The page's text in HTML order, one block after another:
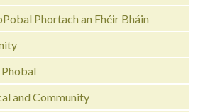
Phortach an Fhéir Bháin
and Community